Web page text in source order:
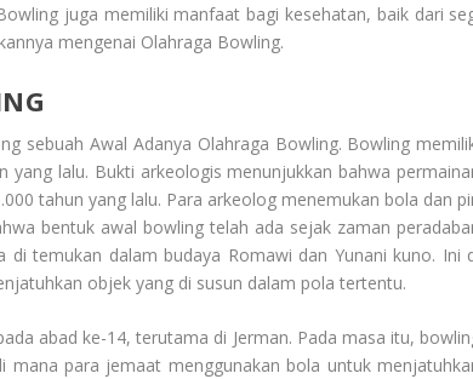
juga memiliki manfaat bagi kesehatan, baik dari
mengenai Olahraga Bowling.
sebuah Awal Adanya Olahraga Bowling. Bowling
lalu. Bukti arkeologis menunjukkan bahwa
tahun yang lalu. Para arkeolog menemukan bola dan
bentuk awal bowling telah ada sejak zaman
temukan dalam budaya Romawi dan Yunani kuno. Ini
objek yang di susun dalam pola tertentu.
abad ke-14, terutama di Jerman. Pada masa itu,
mana para jemaat menggunakan bola untuk